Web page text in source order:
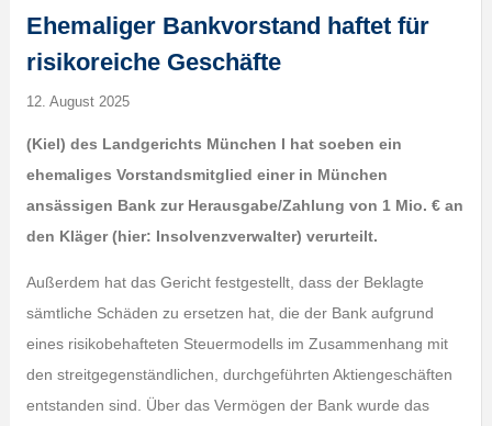
Ehemaliger Bankvorstand haftet für
risikoreiche Geschäfte
12. August 2025
(Kiel) des Landgerichts München I hat soeben ein
ehemaliges Vorstandsmitglied einer in München
ansässigen Bank zur Herausgabe/Zahlung von 1 Mio. € an
den Kläger (hier: Insolvenzverwalter) verurteilt.
Außerdem hat das Gericht festgestellt, dass der Beklagte
sämtliche Schäden zu ersetzen hat, die der Bank aufgrund
eines risikobehafteten Steuermodells im Zusammenhang mit
den streitgegenständlichen, durchgeführten Aktiengeschäften
entstanden sind. Über das Vermögen der Bank wurde das